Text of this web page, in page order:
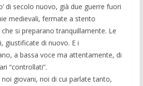
di secolo nuovo, già due guerre fuori
medievali, fermate a stento
si preparano tranquillamente. Le
giustificate di nuovo. E i
a bassa voce ma attentamente, di
“controllati”.
giovani, noi di cui parlate tanto,